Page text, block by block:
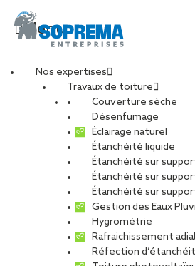
Menu
Nos expertises
Travaux de toiture
Couverture sèche
Désenfumage
Éclairage naturel
Étanchéité liquide
Étanchéité sur
Étanchéité sur
Étanchéité sur
Gestion des Eaux
Hygrométrie
Rafraichissement
Réfection
PARTAGER